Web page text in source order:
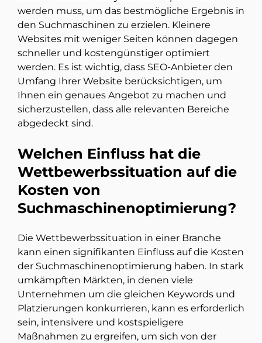
werden muss, um das bestmögliche Ergebnis in
den Suchmaschinen zu erzielen. Kleinere
Websites mit weniger Seiten können dagegen
schneller und kostengünstiger optimiert
werden. Es ist wichtig, dass SEO-Anbieter den
Umfang Ihrer Website berücksichtigen, um
Ihnen ein genaues Angebot zu machen und
sicherzustellen, dass alle relevanten Bereiche
abgedeckt sind.
Welchen Einfluss hat die
Wettbewerbssituation auf die
Kosten von
Suchmaschinenoptimierung?
Die Wettbewerbssituation in einer Branche
kann einen signifikanten Einfluss auf die Kosten
der Suchmaschinenoptimierung haben. In stark
umkämpften Märkten, in denen viele
Unternehmen um die gleichen Keywords und
Platzierungen konkurrieren, kann es erforderlich
sein, intensivere und kostspieligere
Maßnahmen zu ergreifen, um sich von der